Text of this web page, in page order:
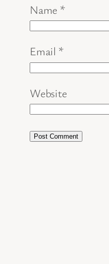
Name *
Email *
Website